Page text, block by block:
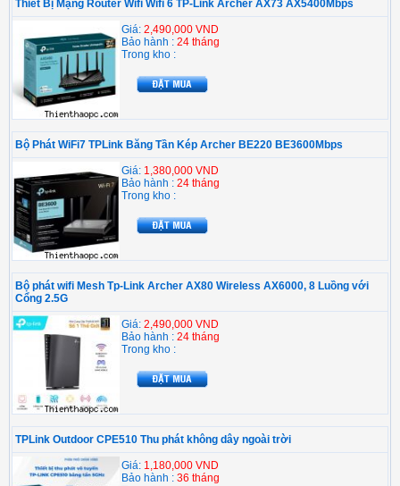
Thiết Bị Mạng Router Wifi Wifi 6 TP-Link Archer AX73 AX5400Mbps
Giá: 2,490,000 VND
Bảo hành : 24 tháng
Trong kho :
Bộ Phát WiFi7 TPLink Băng Tần Kép Archer BE220 BE3600Mbps
Giá: 1,380,000 VND
Bảo hành : 24 tháng
Trong kho :
Bộ phát wifi Mesh Tp-Link Archer AX80 Wireless AX6000, 8 Luồng với
Cổng 2.5G
Giá: 2,490,000 VND
Bảo hành : 24 tháng
Trong kho :
TPLink Outdoor CPE510 Thu phát không dây ngoài trời
Giá: 1,180,000 VND
Bảo hành : 36 tháng